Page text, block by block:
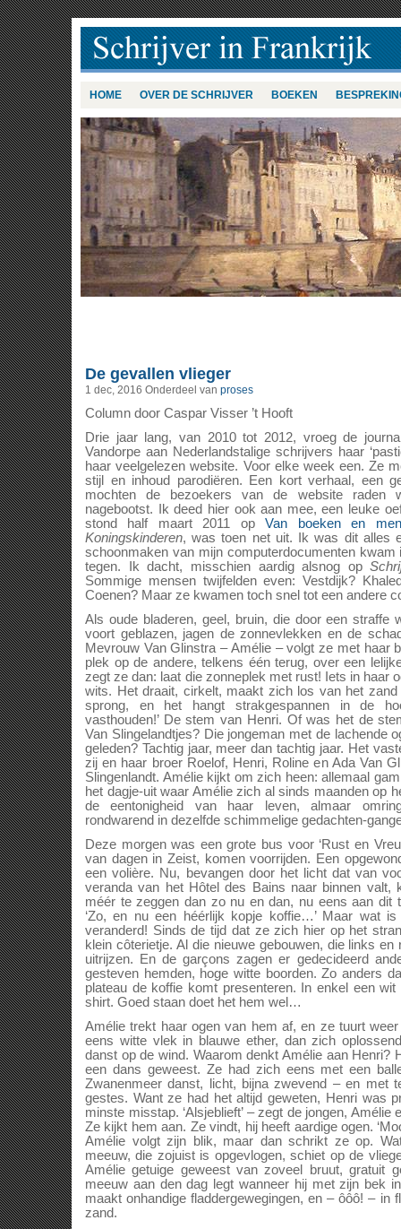
HOME OVER DE SCHRIJVER BOEKEN
De gevallen vlieger
1 dec, 2016 Onderdeel van proses
Column door Caspar Visser ’t Hooft
Drie jaar lang, van 2010 tot 2012, vroeg de
Vandorpe aan Nederlandstalige schrijvers haar
haar veelgelezen website. Voor elke week een. Ze
stijl en inhoud parodiëren. Een kort verhaal, een
mochten de bezoekers van de website raden
nagebootst. Ik deed hier ook aan mee, een leuke
stond half maart 2011 opVan boeken en
Koningskinderen, was toen net uit. Ik was dit alles
schoonmaken van mijn computerdocumenten
tegen. Ik dacht, misschien aardig alsnog op
Sommige mensen twijfelden even: Vestdijk?
Coenen? Maar ze kwamen toch snel tot een andere
Als oude bladeren, geel, bruin, die door een straffe
voort geblazen, jagen de zonnevlekken en de
Mevrouw Van Glinstra – Amélie – volgt ze met haar
plek op de andere, telkens één terug, over een
zegt ze dan: laat die zonneplek met rust! Iets in haar
wits. Het draait, cirkelt, maakt zich los van het
sprong, en het hangt strakgespannen in de
vasthouden!’ De stem van Henri. Of was het de
Van Slingelandtjes? Die jongeman met de lachende
geleden? Tachtig jaar, meer dan tachtig jaar. Het
zij en haar broer Roelof, Henri, Roline en Ada Van
Slingenlandt. Amélie kijkt om zich heen: allemaal
het dagje-uit waar Amélie zich al sinds maanden op
de eentonigheid van haar leven, almaar
rondwarend in dezelfde schimmelige gedachten-
Deze morgen was een grote bus voor ‘Rust en
van dagen in Zeist, komen voorrijden. Een
een volière. Nu, bevangen door het licht dat van
veranda van het Hôtel des Bains naar binnen valt,
méér te zeggen dan zo nu en dan, nu eens aan dit
‘Zo, en nu een héérlijk kopje koffie…’ Maar wat
veranderd! Sinds de tijd dat ze zich hier op het
klein côterietje. Al die nieuwe gebouwen, die links
uitrijzen. En de garçons zagen er gedecideerd
gesteven hemden, hoge witte boorden. Zo anders
plateau de koffie komt presenteren. In enkel een
shirt. Goed staan doet het hem wel…
Amélie trekt haar ogen van hem af, en ze tuurt
eens witte vlek in blauwe ether, dan zich
danst op de wind. Waarom denkt Amélie aan Henri?
een dans geweest. Ze had zich eens met een
Zwanenmeer danst, licht, bijna zwevend – en met
gestes. Want ze had het altijd geweten, Henri was
minste misstap. ‘Alsjeblieft’ – zegt de jongen, Amélie
Ze kijkt hem aan. Ze vindt, hij heeft aardige ogen.
Amélie volgt zijn blik, maar dan schrikt ze op.
meeuw, die zojuist is opgevlogen, schiet op de
Amélie getuige geweest van zoveel bruut, gratuit
meeuw aan den dag legt wanneer hij met zijn bek
maakt onhandige fladdergewegingen, en – ôôô! – in
zand.